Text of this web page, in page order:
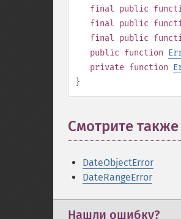
final public
final public
final public
public function
private function
}
Смотрите также
DateObjectError
DateRangeError
Нашли ошибку?